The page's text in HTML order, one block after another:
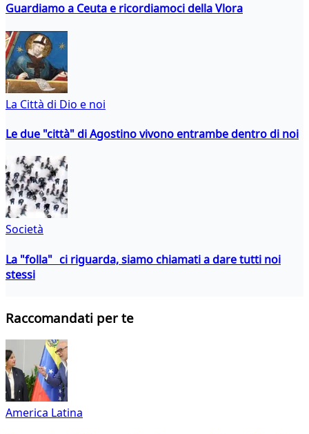
Guardiamo a Ceuta e ricordiamoci della Vlora
La Città di Dio e noi
Le due "città" di Agostino vivono entrambe dentro di noi
Società
La "folla" ci riguarda, siamo chiamati a dare tutti noi
stessi
Raccomandati per te
America Latina